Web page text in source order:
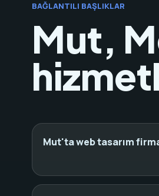
BAĞLANTILI BAŞLIKLAR
Mut,
Mut'ta web tasarım